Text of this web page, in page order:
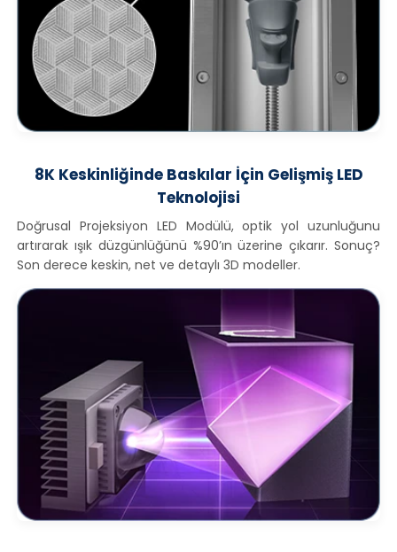
8K Keskinliğinde Baskılar İçin Gelişmiş LED
Teknolojisi
Doğrusal Projeksiyon LED Modülü, optik yol uzunluğunu
artırarak ışık düzgünlüğünü %90’ın üzerine çıkarır. Sonuç?
Son derece keskin, net ve detaylı 3D modeller.